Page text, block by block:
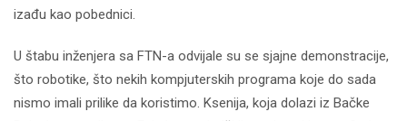
izađu kao pobednici.
U štabu inženjera sa FTN-a odvijale su se sjajne demonstracije,
što robotike, što nekih kompjuterskih programa koje do sada
nismo imali prilike da koristimo. Ksenija, koja dolazi iz Bačke